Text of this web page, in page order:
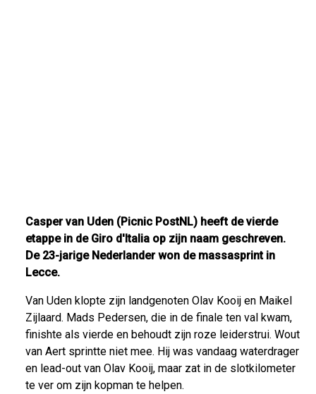
Casper van Uden (Picnic PostNL) heeft de vierde
etappe in de Giro d'Italia op zijn naam geschreven.
De 23-jarige Nederlander won de massasprint in
Lecce.
Van Uden klopte zijn landgenoten Olav Kooij en Maikel
Zijlaard. Mads Pedersen, die in de finale ten val kwam,
finishte als vierde en behoudt zijn roze leiderstrui. Wout
van Aert sprintte niet mee. Hij was vandaag waterdrager
en lead-out van Olav Kooij, maar zat in de slotkilometer
te ver om zijn kopman te helpen.